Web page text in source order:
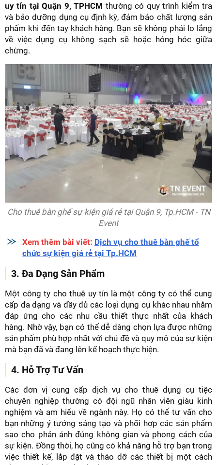
uy tín tại Quận 9, TPHCM thường có quy trình kiểm tra
và bảo dưỡng dụng cụ định kỳ, đảm bảo chất lượng sản
phẩm khi đến tay khách hàng. Bạn sẽ không phải lo lắng
về việc dụng cụ không sạch sẽ hoặc hỏng hóc giữa
chừng.
Cho thuê bàn ghế sự kiện giá rẻ tại Quận 9, Tp.HCM - TN
Event
Xem thêm bài viết: Dịch vụ cho thuê bàn ghế tổ
chức sự kiện giá rẻ tại Tp.HCM
3. Đa Dạng Sản Phẩm
Một công ty cho thuê uy tín là một công ty có thể cung
cấp đa dạng và đầy đủ các loại dụng cụ khác nhau nhằm
đáp ứng cho các nhu cầu thiết thực nhất của khách
hàng. Nhờ vậy, bạn có thể dễ dàng chọn lựa được những
sản phẩm phù hợp nhất với chủ đề và quy mô của sự kiện
mà bạn đã và đang lên kế hoạch thực hiện.
4. Hỗ Trợ Tư Vấn
Các đơn vị cung cấp dịch vụ cho thuê dụng cụ tiệc
chuyên nghiệp thường có đội ngũ nhân viên giàu kinh
nghiệm và am hiểu về ngành này. Họ có thể tư vấn cho
bạn những ý tưởng sáng tạo và phối hợp các sản phẩm
sao cho phản ánh đúng không gian và phong cách của
sự kiện. Đồng thời, họ cũng có khả năng hỗ trợ bạn trong
việc thiết kế, lắp đặt và tháo dỡ các thiết bị một cách